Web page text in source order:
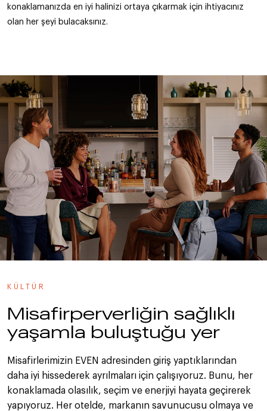
konaklamanızda en iyi halinizi ortaya çıkarmak için ihtiyacınız
olan her şeyi bulacaksınız.
KÜLTÜR
Misafirperverliğin sağlıklı
yaşamla buluştuğu yer
Misafirlerimizin EVEN adresinden giriş yaptıklarından
daha iyi hissederek ayrılmaları için çalışıyoruz. Bunu, her
konaklamada olasılık, seçim ve enerjiyi hayata geçirerek
yapıyoruz. Her otelde, markanın savunucusu olmaya ve